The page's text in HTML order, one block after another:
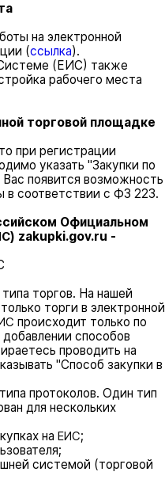
на электронной
(ссылка).
(ЕИС) также
рабочего места
торговой площадке
при регистрации
указать "Закупки по
появится возможность
соответствии с ФЗ 223.
Официальном
) zakupki.gov.ru -
торгов. На нашей
торги в электронной
происходит только по
способов
проводить на
"Способ закупки в
протоколов. Один тип
для нескольких
на ЕИС;
системой (торговой